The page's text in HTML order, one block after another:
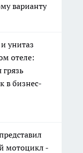
варианту
унитаз
отеле:
в бизнес-
мотоцикл -